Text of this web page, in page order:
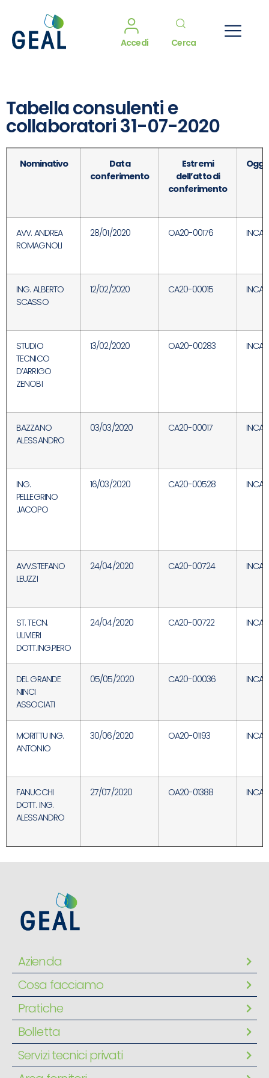
Accedi Cerca
Tabella consulenti e
collaboratori 31-07-2020
Nominativo
Data
conferimento
Estremi
dell’atto di
conferimento
AVV. ANDREA
ROMAGNOLI
28/01/2020 OA20-00176
ING. ALBERTO
SCASSO
12/02/2020 CA20-00015
STUDIO
TECNICO
D’ARRIGO
ZENOBI
13/02/2020 OA20-00283
BAZZANO
ALESSANDRO
03/03/2020 CA20-00017
ING.
PELLEGRINO
JACOPO
16/03/2020 CA20-00528
AVV.STEFANO
LEUZZI
24/04/2020 CA20-00724
ST. TECN.
ULIVIERI
DOTT.ING.PIERO
24/04/2020 CA20-00722
DEL GRANDE
NINCI
ASSOCIATI
05/05/2020 CA20-00036
MORITTU ING.
ANTONIO
30/06/2020 OA20-01193
FANUCCHI
DOTT. ING.
ALESSANDRO
27/07/2020 OA20-01388
Azienda
Cosa facciamo
Pratiche
Bolletta
Servizi tecnici privati